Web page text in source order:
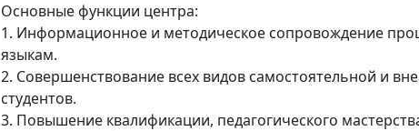
Основные функции центра:
1. Информационное и методическое сопровождение
языкам.
2. Совершенствование всех видов самостоятельной и
студентов.
3. Повышение квалификации, педагогического